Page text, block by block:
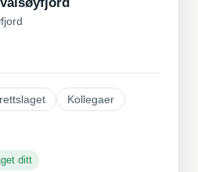
Kollegaer
ditt